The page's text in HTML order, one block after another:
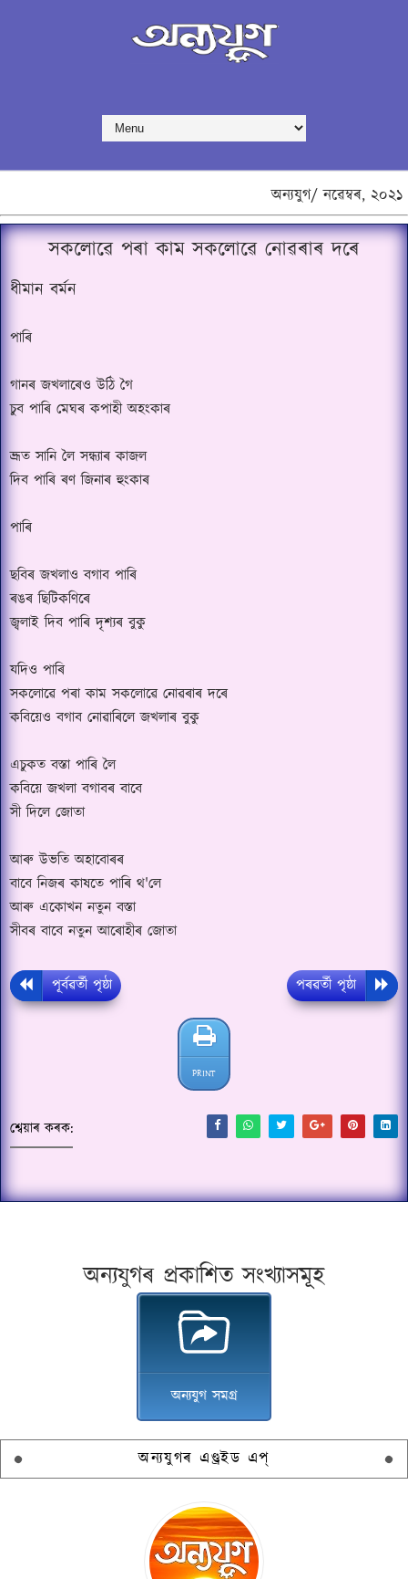
অন্যযুগ/ নৱেম্বৰ, ২০২১
সকলোৱে পৰা কাম সকলোৱে নোৱৰাৰ দৰে
ধীমান বৰ্মন
পাৰি
গানৰ জখলাৰেও উঠি গৈ
চুব পাৰি মেঘৰ কপাহী অহংকাৰ
ভ্ৰূত সানি লৈ সন্ধ্যাৰ কাজল
দিব পাৰি ৰণ জিনাৰ হুংকাৰ
পাৰি
ছবিৰ জখলাও বগাব পাৰি
ৰঙৰ ছিটিকণিৰে
জ্বলাই দিব পাৰি দৃশ্যৰ বুকু
যদিও পাৰি
সকলোৱে পৰা কাম সকলোৱে নোৱৰাৰ দৰে
কবিয়েও বগাব নোৱাৰিলে জখলাৰ বুকু
এচুকত বস্তা পাৰি লৈ
কবিয়ে জখলা বগাবৰ বাবে
সী দিলে জোতা
আৰু উভতি অহাবোৰৰ
বাবে নিজৰ কাষতে পাৰি থ'লে
আৰু একোখন নতুন বস্তা
সীবৰ বাবে নতুন আৰোহীৰ জোতা
পূৰ্বৱৰ্তী পৃষ্ঠা পৰৱৰ্তী পৃষ্ঠা
PRINT
শ্বেয়াৰ কৰক:
অন্যযুগৰ প্ৰকাশিত সংখ্যাসমূহ
অন্যযুগ সমগ্ৰ
অন্যযুগৰ এণ্ড্ৰইড এপ্